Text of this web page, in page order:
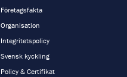
Företagsfakta
Organisation
Integritetspolicy
Svensk kyckling
Policy & Certifikat